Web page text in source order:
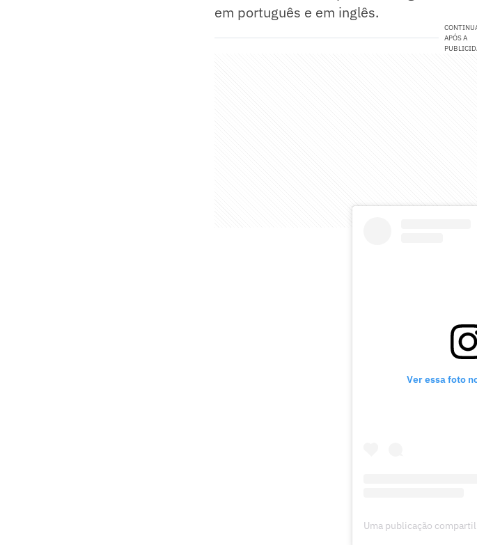
em português e em inglês.
APÓS A
Ver essa foto
Uma publicação